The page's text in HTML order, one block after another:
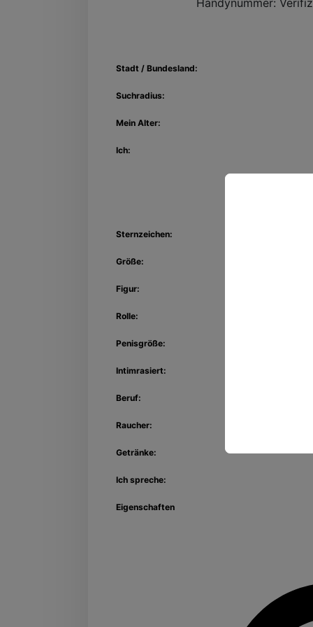
Handynummer:
Stadt / Bundesland:
Suchradius:
Mein Alter:
Ich:
Sternzeichen:
Größe:
Figur:
Rolle:
Penisgröße:
Intimrasiert:
Beruf:
Raucher:
Getränke:
Ich spreche:
Eigenschaften